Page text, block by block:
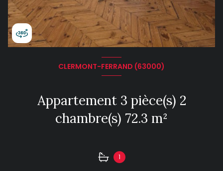
CLERMONT-FERRAND (63000)
Appartement 3 pièce(s) 2
chambre(s) 72.3 m²
1